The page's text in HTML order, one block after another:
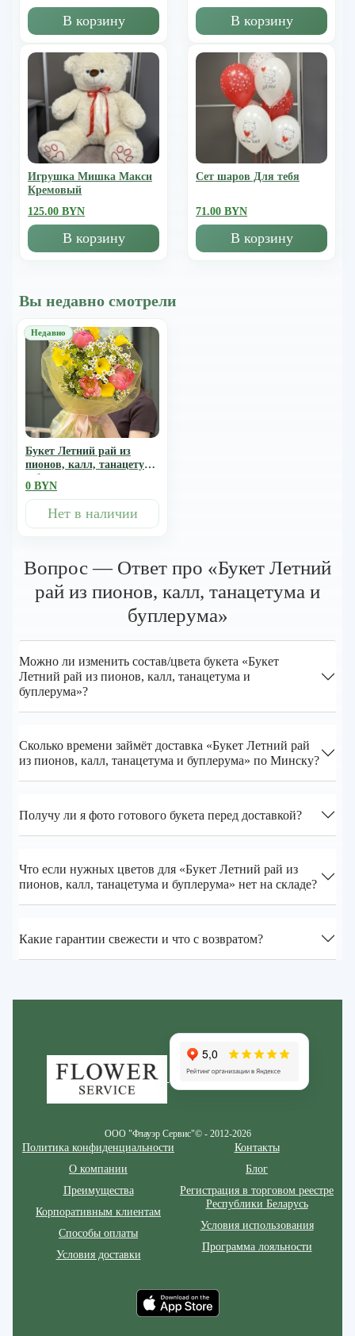
В корзину В корзину
Игрушка Мишка Mакси
Кремовый
125.00 BYN
В корзину
Сет шаров Для тебя
71.00 BYN
В корзину
Вы недавно смотрели
Букет Летний рай из
пионов, калл, танацетума
и буплерума
0 BYN
Нет в наличии
Вопрос — Ответ про «Букет Летний
рай из пионов, калл, танацетума и
буплерума»
Можно ли изменить состав/цвета букета «Букет
Летний рай из пионов, калл, танацетума и
буплерума»?
Сколько времени займёт доставка «Букет Летний рай
из пионов, калл, танацетума и буплерума» по Минску?
Получу ли я фото готового букета перед доставкой?
Что если нужных цветов для «Букет Летний рай из
пионов, калл, танацетума и буплерума» нет на складе?
Какие гарантии свежести и что с возвратом?
ООО "Флауэр Сервис"© - 2012-2026
Политика конфиденциальности
О компании
Преимущества
Корпоративным клиентам
Способы оплаты
Условия доставки
Контакты
Блог
Регистрация в торговом реестре
Республики Беларусь
Условия использования
Программа лояльности